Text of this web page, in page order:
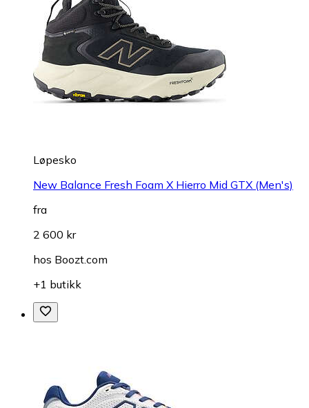
Løpesko
New Balance Fresh Foam X Hierro Mid GTX (Men's)
fra
2 600 kr
hos Boozt.com
+1 butikk